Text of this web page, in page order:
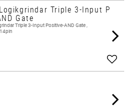
Triple 3-Input P
Gate
Triple 3-Input Positive-AND Gate ,